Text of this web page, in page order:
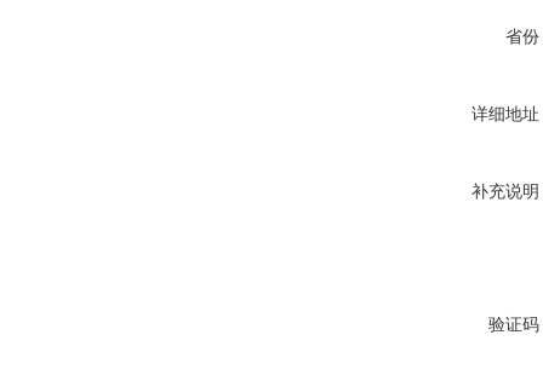
省份
详细地址
补充说明
验证码